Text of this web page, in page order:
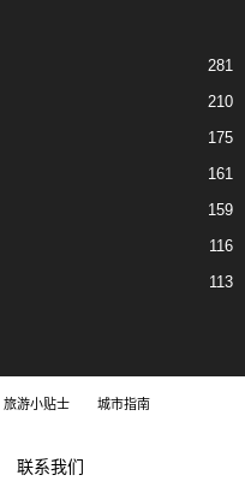
281
210
175
161
159
116
113
旅游小贴士
城市指南
联系我们